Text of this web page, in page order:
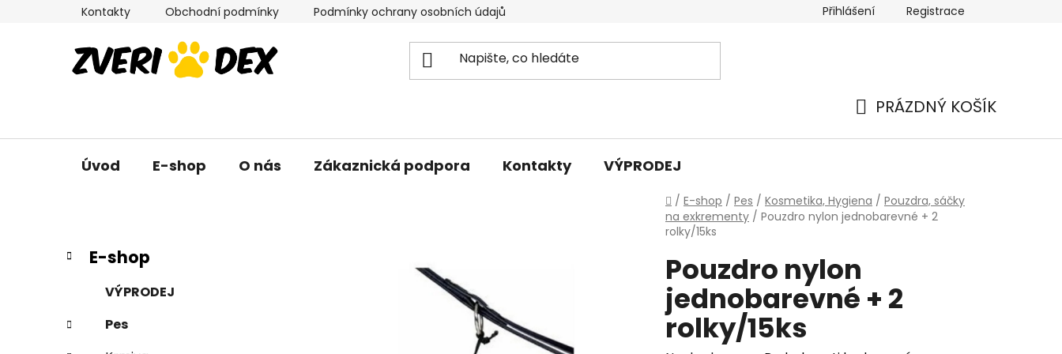
Kontakty Obchodní podmínky Podmínky ochrany osobních údajů Přihlášení Registrace
PRÁZDNÝ KOŠÍK
Úvod E-shop O nás Zákaznická podpora Kontakty VÝPRODEJ
Domů
/ E-shop / Pes / Kosmetika, Hygiena / Pouzdra, sáčky
na exkrementy / Pouzdro nylon jednobarevné + 2
rolky/15ks
P
o
r
Přeskočit
kategorie
K
a
g
o
E-shop
VÝPRODEJ
Pes
Pouzdro nylon
jednobarevné + 2
rolky/15ks